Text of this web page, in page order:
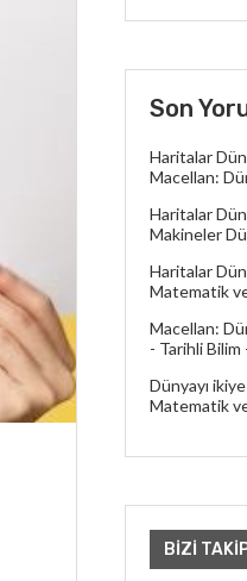
Son
Haritalar
Macellan:
Haritalar
Makineler
Haritalar
Matematik
Macellan:
- Tarihli Bilim
Dünyayı
Matematik
BIZI